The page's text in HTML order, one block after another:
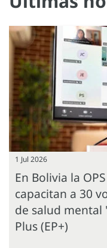
1 Jul 2026
En Bolivia la
capacitan a 30
de salud
Plus (EP+)